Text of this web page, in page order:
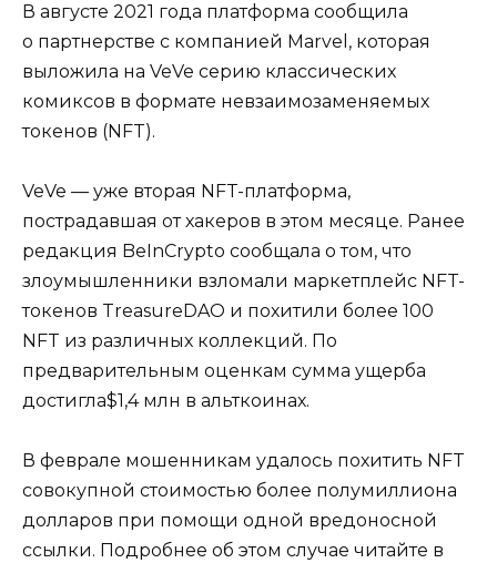
В августе 2021 года платформа сообщила
о партнерстве с компанией Marvel, которая
выложила на VeVe серию классических
комиксов в формате невзаимозаменяемых
токенов (NFT).
VeVe — уже вторая NFT-платформа,
пострадавшая от хакеров в этом месяце. Ранее
редакция BeInCrypto сообщала о том, что
злоумышленники взломали маркетплейс NFT-
токенов TreasureDAO и похитили более 100
NFT из различных коллекций. По
предварительным оценкам сумма ущерба
достигла$1,4 млн в альткоинах.
В феврале мошенникам удалось похитить NFT
совокупной стоимостью более полумиллиона
долларов при помощи одной вредоносной
ссылки. Подробнее об этом случае читайте в